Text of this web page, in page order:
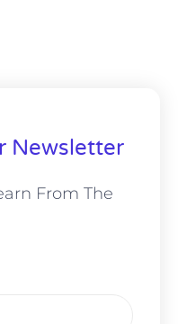
Newsletter
From The